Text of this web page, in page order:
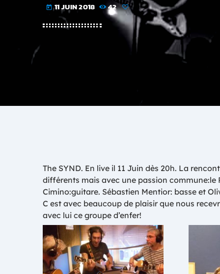
today 11 JUIN 2018 42
The SYND. En live il 11 Juin dès 20h. La
différents mais avec une passion commune:le
Cimino:guitare. Sébastien Mentior: basse et
C est avec beaucoup de plaisir que nous
avec lui ce groupe d’enfer!